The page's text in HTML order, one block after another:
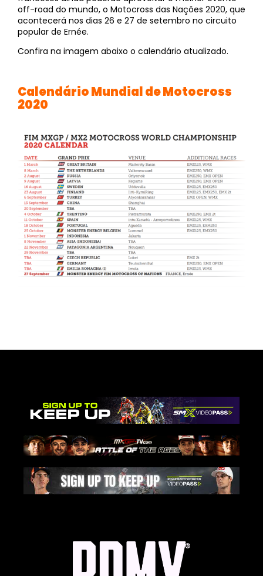
off-road do mundo, o Motocross das Nações 2020, que
acontecerá nos dias 26 e 27 de setembro no circuito
popular de Ernée.
Confira na imagem abaixo o calendário atualizado.
Calendário Mundial de Motocross
2020